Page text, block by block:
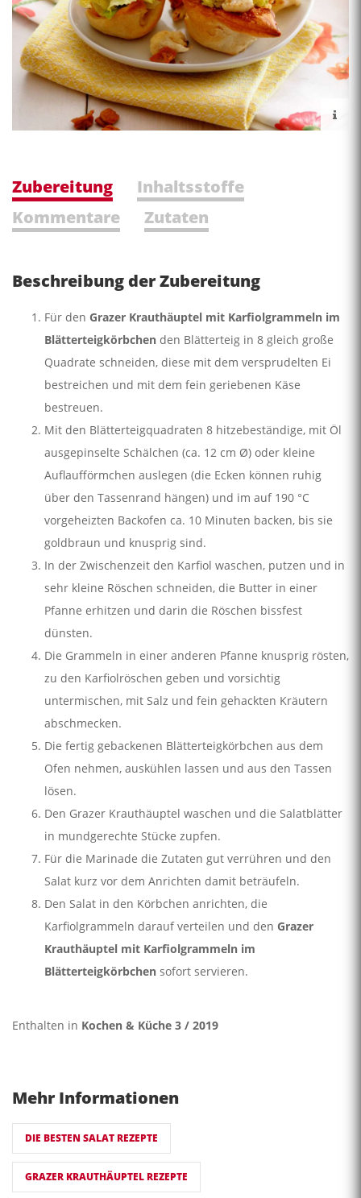
Zubereitung
Inhaltsstoffe
Kommentare
Zutaten
Beschreibung der Zubereitung
Für den Grazer Krauthäuptel mit Karfiolgrammeln im
Blätterteigkörbchen den Blätterteig in 8 gleich große
Quadrate schneiden, diese mit dem versprudelten Ei
bestreichen und mit dem fein geriebenen Käse
bestreuen.
Mit den Blätterteigquadraten 8 hitzebeständige, mit Öl
ausgepinselte Schälchen (ca. 12 cm Ø) oder kleine
Auflaufförmchen auslegen (die Ecken können ruhig
über den Tassenrand hängen) und im auf 190 °C
vorgeheizten Backofen ca. 10 Minuten backen, bis sie
goldbraun und knusprig sind.
In der Zwischenzeit den Karfiol waschen, putzen und in
sehr kleine Röschen schneiden, die Butter in einer
Pfanne erhitzen und darin die Röschen bissfest
dünsten.
Die Grammeln in einer anderen Pfanne knusprig rösten,
zu den Karfiolröschen geben und vorsichtig
untermischen, mit Salz und fein gehackten Kräutern
abschmecken.
Die fertig gebackenen Blätterteigkörbchen aus dem
Ofen nehmen, auskühlen lassen und aus den Tassen
lösen.
Den Grazer Krauthäuptel waschen und die Salatblätter
in mundgerechte Stücke zupfen.
Für die Marinade die Zutaten gut verrühren und den
Salat kurz vor dem Anrichten damit beträufeln.
Den Salat in den Körbchen anrichten, die
Karfiolgrammeln darauf verteilen und den Grazer
Krauthäuptel mit Karfiolgrammeln im
Blätterteigkörbchen sofort servieren.
Enthalten in Kochen & Küche 3 / 2019
Mehr Informationen
DIE BESTEN SALAT REZEPTE
GRAZER KRAUTHÄUPTEL REZEPTE